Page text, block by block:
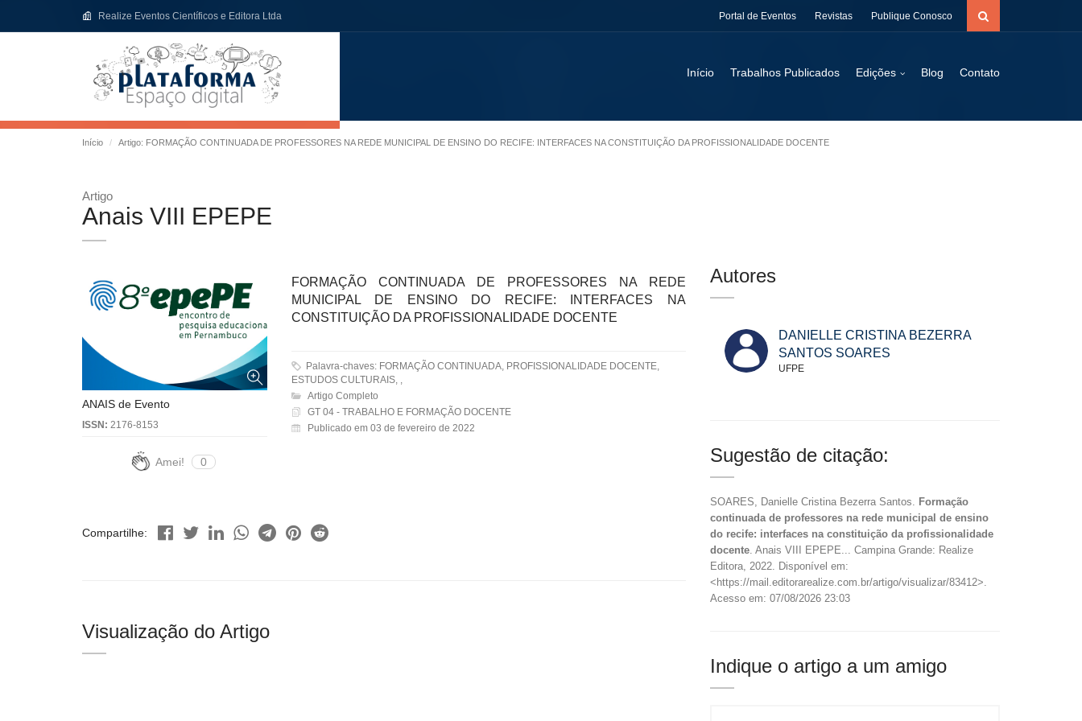
Realize Eventos Científicos e Editora Ltda Portal de Eventos Revistas Publique Conosco
Início Trabalhos Publicados Edições Blog Contato
Início Artigo: FORMAÇÃO CONTINUADA DE PROFESSORES NA REDE MUNICIPAL DE ENSINO DO RECIFE: INTERFACES NA CONSTITUIÇÃO DA PROFISSIONALIDADE DOCENTE
Artigo
Anais VIII EPEPE
ANAIS de Evento
ISSN: 2176-8153
Amei! 0
FORMAÇÃO CONTINUADA DE PROFESSORES NA REDE
MUNICIPAL DE ENSINO DO RECIFE: INTERFACES NA
CONSTITUIÇÃO DA PROFISSIONALIDADE DOCENTE
Palavra-chaves: FORMAÇÃO CONTINUADA, PROFISSIONALIDADE DOCENTE,
ESTUDOS CULTURAIS, ,
Artigo Completo
GT 04 - TRABALHO E FORMAÇÃO DOCENTE
Publicado em 03 de fevereiro de 2022
Compartilhe:
Visualização do Artigo
Autores
DANIELLE CRISTINA BEZERRA
SANTOS SOARES
UFPE
Sugestão de citação:
SOARES, Danielle Cristina Bezerra Santos. Formação
continuada de professores na rede municipal de ensino
do recife: interfaces na constituição da profissionalidade
docente. Anais VIII EPEPE... Campina Grande: Realize
Editora, 2022. Disponível em:
<https://mail.editorarealize.com.br/artigo/visualizar/83412>.
Acesso em: 07/08/2026 23:03
Indique o artigo a um amigo